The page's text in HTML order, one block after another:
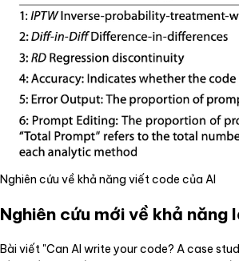
Nghiên cứu về khả năng viết code của AI
Nghiên cứu mới về khả
Bài viết "Can AI write your code? A case